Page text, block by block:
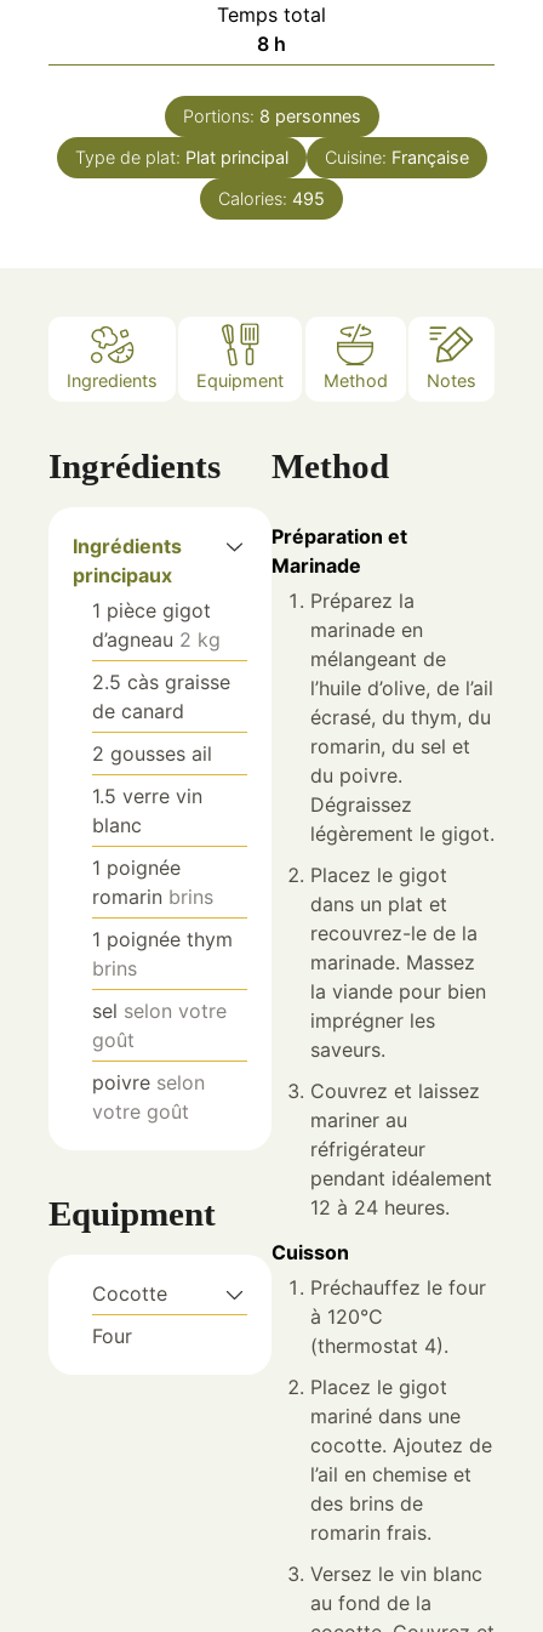
Temps total
8heures
h
Portions: 8 personnes
Type de plat: Plat principal Cuisine: Française
Calories: 495
Ingredients Equipment Method Notes
Ingrédients
Ingrédients
principaux
1 pièce gigot
d’agneau 2 kg
2.5 càs graisse
de canard
2 gousses ail
1.5 verre vin
blanc
1 poignée
romarin brins
1 poignée thym
brins
sel selon votre
goût
poivre selon
votre goût
Equipment
Cocotte
Four
Method
Préparation et
Marinade
Préparez la
marinade en
mélangeant de
l’huile d’olive, de l’ail
écrasé, du thym, du
romarin, du sel et
du poivre.
Dégraissez
légèrement le gigot.
Placez le gigot
dans un plat et
recouvrez-le de la
marinade. Massez
la viande pour bien
imprégner les
saveurs.
Couvrez et laissez
mariner au
réfrigérateur
pendant idéalement
12 à 24 heures.
Cuisson
Préchauffez le four
à 120°C
(thermostat 4).
Placez le gigot
mariné dans une
cocotte. Ajoutez de
l’ail en chemise et
des brins de
romarin frais.
Versez le vin blanc
au fond de la